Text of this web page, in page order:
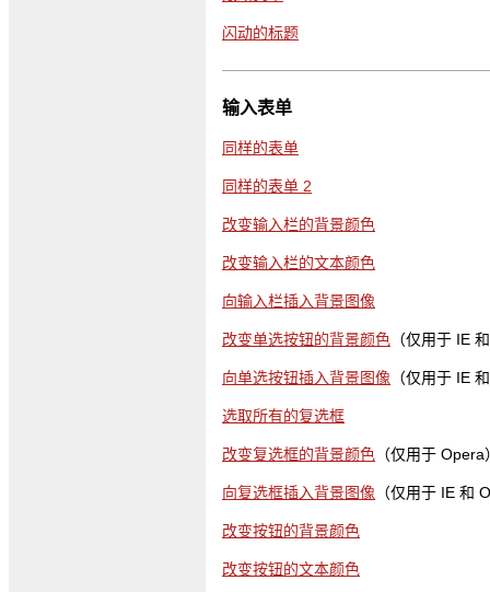
闪动的标题
输入表单
同样的表单
同样的表单 2
改变输入栏的背景颜色
改变输入栏的文本颜色
向输入栏插入背景图像
改变单选按钮的背景颜色 （仅用于 IE
向单选按钮插入背景图像 （仅用于 IE
选取所有的复选框
改变复选框的背景颜色 （仅用于 Opera
向复选框插入背景图像 （仅用于 IE 和
改变按钮的背景颜色
改变按钮的文本颜色